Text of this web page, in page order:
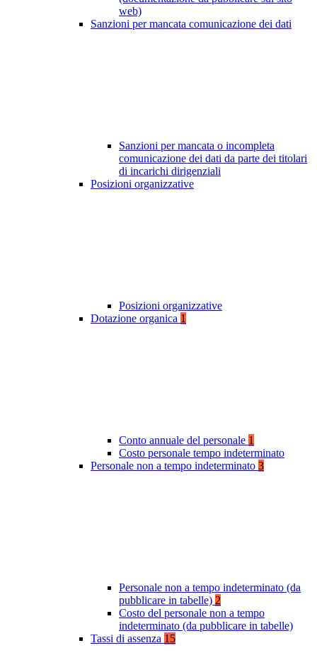
web)
Sanzioni per mancata comunicazione dei dati
Sanzioni per mancata o incompleta
comunicazione dei dati da parte dei titolari
di incarichi dirigenziali
Posizioni organizzative
Posizioni organizzative
Dotazione organica 1
Conto annuale del personale 1
Costo personale tempo indeterminato
Personale non a tempo indeterminato 3
Personale non a tempo indeterminato (da
pubblicare in tabelle) 2
Costo del personale non a tempo
indeterminato (da pubblicare in tabelle)
Tassi di assenza 15